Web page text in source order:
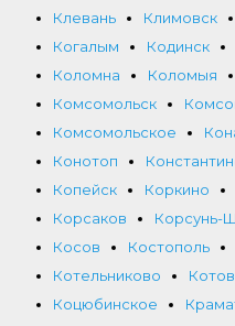
Клевань
Климовск
Когалым
Кодинск
Коломна
Коломыя
Комсомольск
Комсомольское
Конотоп
Копейск
Коркино
Корсаков
Корсунь-
Косов
Костополь
Котельниково
Коцюбинское